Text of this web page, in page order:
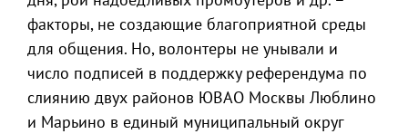
факторы, не создающие благоприятной среды
для общения. Но, волонтеры не унывали и
число подписей в поддержку референдума по
слиянию двух районов ЮВАО Москвы Люблино
и Марьино в единый муниципальный округ